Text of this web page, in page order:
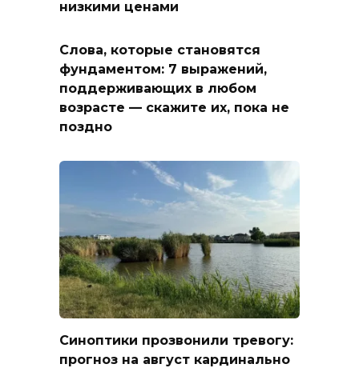
низкими ценами
Слова, которые становятся
фундаментом: 7 выражений,
поддерживающих в любом
возрасте — скажите их, пока не
поздно
Синоптики прозвонили тревогу:
прогноз на август кардинально